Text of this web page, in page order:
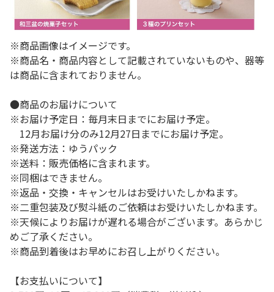
※商品画像はイメージです。
※商品名・商品内容として記載されていないものや、器等
は商品に含まれておりません。
●商品のお届けについて
※お届け予定日：毎月末日までにお届け予定。
12月お届け分のみ12月27日までにお届け予定。
※発送方法：ゆうパック
※送料：販売価格に含まれます。
※同梱はできません。
※返品・交換・キャンセルはお受けいたしかねます。
※二重包装及び熨斗紙のご依頼はお受けいたしかねます。
※天候によりお届けが遅れる場合がございます。あらかじ
めご了承ください。
※商品到着後はお早めにお召し上がりください。
【お支払いについて】